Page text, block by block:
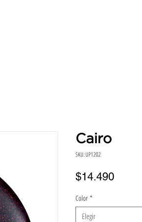
Cairo
SKU: UP1202
$14.490Precio
Color *
Elegir